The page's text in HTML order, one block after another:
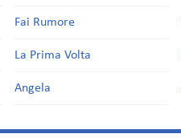
Fai Rumore
La Prima Volta
Angela